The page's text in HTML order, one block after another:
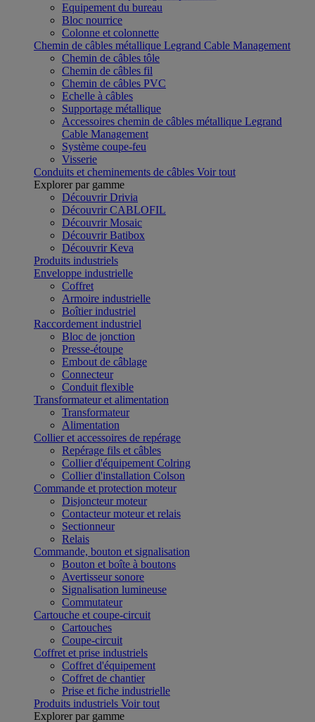
Equipement du bureau
Bloc nourrice
Colonne et colonnette
Chemin de câbles métallique Legrand Cable Management
Chemin de câbles tôle
Chemin de câbles fil
Chemin de câbles PVC
Echelle à câbles
Supportage métallique
Accessoires chemin de câbles métallique Legrand
Cable Management
Système coupe-feu
Visserie
Conduits et cheminements de câbles Voir tout
Explorer par gamme
Découvrir Drivia
Découvrir CABLOFIL
Découvrir Mosaic
Découvrir Batibox
Découvrir Keva
Produits industriels
Enveloppe industrielle
Coffret
Armoire industrielle
Boîtier industriel
Raccordement industriel
Bloc de jonction
Presse-étoupe
Embout de câblage
Connecteur
Conduit flexible
Transformateur et alimentation
Transformateur
Alimentation
Collier et accessoires de repérage
Repérage fils et câbles
Collier d'équipement Colring
Collier d'installation Colson
Commande et protection moteur
Disjoncteur moteur
Contacteur moteur et relais
Sectionneur
Relais
Commande, bouton et signalisation
Bouton et boîte à boutons
Avertisseur sonore
Signalisation lumineuse
Commutateur
Cartouche et coupe-circuit
Cartouches
Coupe-circuit
Coffret et prise industriels
Coffret d'équipement
Coffret de chantier
Prise et fiche industrielle
Produits industriels Voir tout
Explorer par gamme